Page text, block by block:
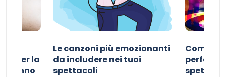
per la
sonno
Le canzoni più emozionanti
da includere nei tuoi
spettacoli
Come
perfetta